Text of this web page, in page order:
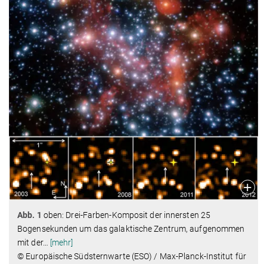
Abb. 1 oben: Drei-Farben-Komposit der innersten 25
Bogensekunden um das galaktische Zentrum, aufgenommen
mit der… [mehr]
© Europäische Südsternwarte (ESO) / Max-Planck-Institut für